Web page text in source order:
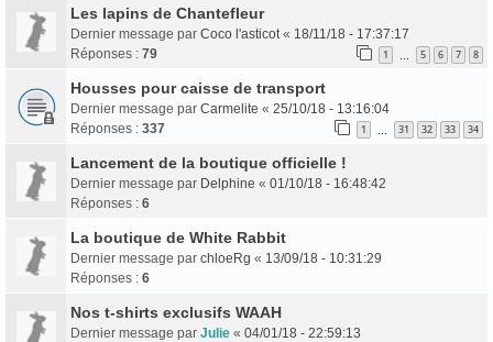
Les lapins de Chantefleur
Dernier message par Coco l'asticot « 18/11/18 - 17:37:17
Réponses : 79 1 5 6 7 8
Housses pour caisse de transport
Dernier message par Carmelite « 25/10/18 - 13:16:04
Réponses : 337 1 31 32 33 34
Lancement de la boutique officielle !
Dernier message par Delphine « 01/10/18 - 16:48:42
Réponses : 6
La boutique de White Rabbit
Dernier message par chloeRg « 13/09/18 - 10:31:29
Réponses : 6
Nos t-shirts exclusifs WAAH
Dernier message par Julie « 04/01/18 - 22:59:13